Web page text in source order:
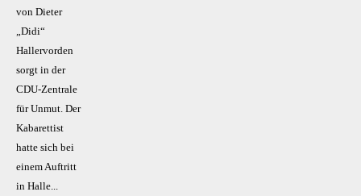
von Dieter
„Didi“
Hallervorden
sorgt in der
CDU-Zentrale
für Unmut. Der
Kabarettist
hatte sich bei
einem Auftritt
in Halle...